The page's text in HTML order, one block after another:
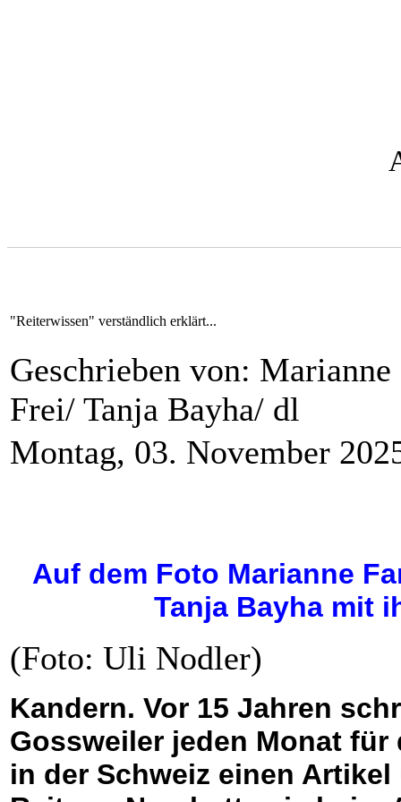
"Reiterwissen" verständlich erklärt...
Geschrieben von:
Frei/ Tanja Bayha/ dl
Montag, 03. November
Auf dem Foto Marianne
Tanja Bayha mit
(Foto: Uli Nodler)
Kandern. Vor 15 Jahren
Gossweiler jeden Monat
in der Schweiz einen